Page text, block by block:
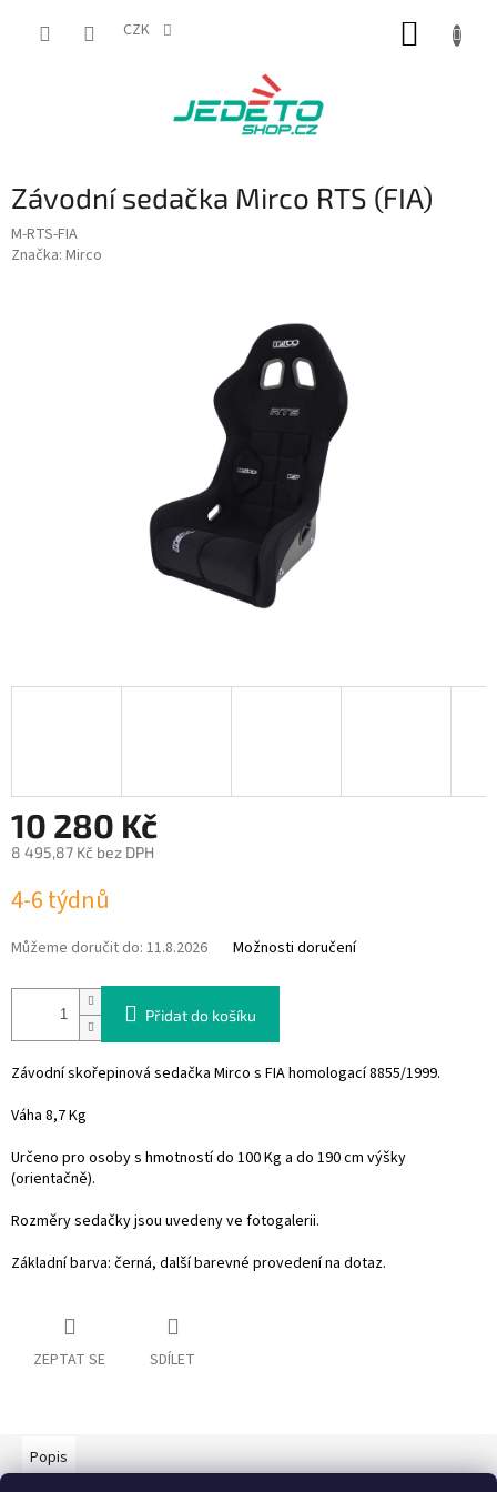
CZK
Závodní sedačka Mirco RTS (FIA)
M-RTS-FIA
Značka: Mirco
10 280 Kč
8 495,87 Kč bez DPH
cena:
4-6 týdnů
Můžeme doručit do: 11.8.2026 Možnosti doručení
Přidat do košíku
Závodní skořepinová sedačka Mirco s FIA homologací 8855/1999.
Váha 8,7 Kg
Určeno pro osoby s hmotností do 100 Kg a do 190 cm výšky
(orientačně).
Rozměry sedačky jsou uvedeny ve fotogalerii.
Základní barva: černá, další barevné provedení na dotaz.
ZEPTAT SE SDÍLET
Popis